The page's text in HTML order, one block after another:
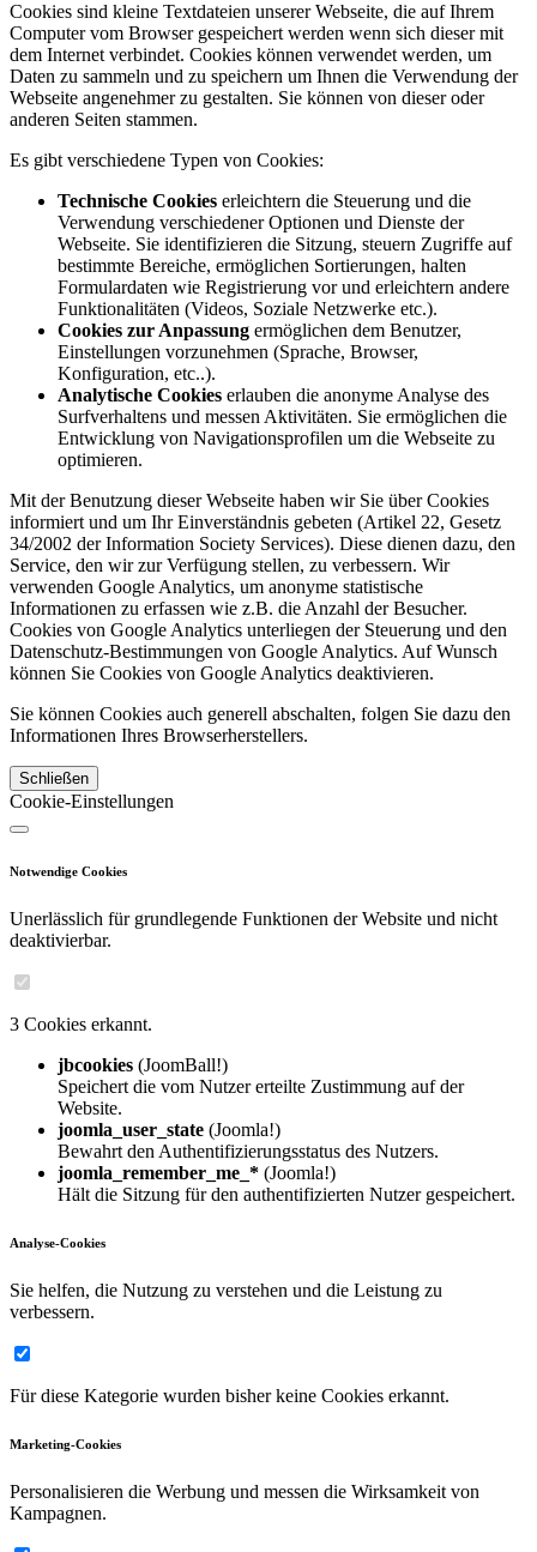
Cookies sind kleine Textdateien unserer Webseite, die auf Ihrem
Computer vom Browser gespeichert werden wenn sich dieser mit
dem Internet verbindet. Cookies können verwendet werden, um
Daten zu sammeln und zu speichern um Ihnen die Verwendung der
Webseite angenehmer zu gestalten. Sie können von dieser oder
anderen Seiten stammen.
Es gibt verschiedene Typen von Cookies:
Technische Cookies erleichtern die Steuerung und die
Verwendung verschiedener Optionen und Dienste der
Webseite. Sie identifizieren die Sitzung, steuern Zugriffe auf
bestimmte Bereiche, ermöglichen Sortierungen, halten
Formulardaten wie Registrierung vor und erleichtern andere
Funktionalitäten (Videos, Soziale Netzwerke etc.).
Cookies zur Anpassung ermöglichen dem Benutzer,
Einstellungen vorzunehmen (Sprache, Browser,
Konfiguration, etc..).
Analytische Cookies erlauben die anonyme Analyse des
Surfverhaltens und messen Aktivitäten. Sie ermöglichen die
Entwicklung von Navigationsprofilen um die Webseite zu
optimieren.
Mit der Benutzung dieser Webseite haben wir Sie über Cookies
informiert und um Ihr Einverständnis gebeten (Artikel 22, Gesetz
34/2002 der Information Society Services). Diese dienen dazu, den
Service, den wir zur Verfügung stellen, zu verbessern. Wir
verwenden Google Analytics, um anonyme statistische
Informationen zu erfassen wie z.B. die Anzahl der Besucher.
Cookies von Google Analytics unterliegen der Steuerung und den
Datenschutz-Bestimmungen von Google Analytics. Auf Wunsch
können Sie Cookies von Google Analytics deaktivieren.
Sie können Cookies auch generell abschalten, folgen Sie dazu den
Informationen Ihres Browserherstellers.
Schließen
Cookie-Einstellungen
Notwendige Cookies
Unerlässlich für grundlegende Funktionen der Website und nicht
deaktivierbar.
3 Cookies erkannt.
jbcookies (JoomBall!)
Speichert die vom Nutzer erteilte Zustimmung auf der
Website.
joomla_user_state (Joomla!)
Bewahrt den Authentifizierungsstatus des Nutzers.
joomla_remember_me_* (Joomla!)
Hält die Sitzung für den authentifizierten Nutzer gespeichert.
Analyse-Cookies
Sie helfen, die Nutzung zu verstehen und die Leistung zu
verbessern.
Für diese Kategorie wurden bisher keine Cookies erkannt.
Marketing-Cookies
Personalisieren die Werbung und messen die Wirksamkeit von
Kampagnen.